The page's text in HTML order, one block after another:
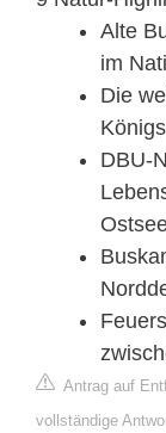
Alte
im
Die
DBU-
Antrag auf
vollständige